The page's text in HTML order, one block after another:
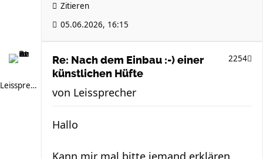
Zitieren
05.06.2026, 16:15
Leissprecher
Re: Nach dem Einbau :-) einer
künstlichen Hüfte
2254
von Leissprecher
Hallo
Kann mir mal bitte jemand erklären ,